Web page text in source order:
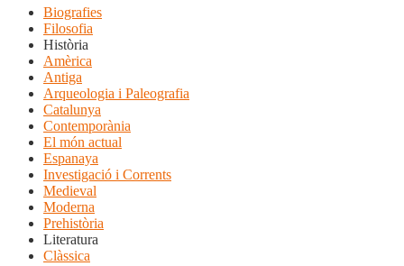
Biografies
Filosofia
Història
Amèrica
Antiga
Arqueologia i Paleografia
Catalunya
Contemporània
El món actual
Espanaya
Investigació i Corrents
Medieval
Moderna
Prehistòria
Literatura
Clàssica